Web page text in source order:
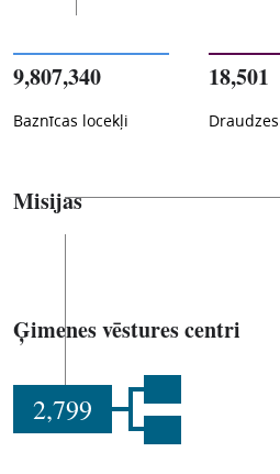
9,807,340
Baznīcas locekļi
18,501
Draudzes
Misijas
Ģimenes vēstures centri
2,799